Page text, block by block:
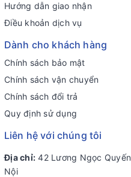
Hướng dẫn giao nhận
Điều khoản dịch vụ
Dành cho khách hàng
Chính sách bảo mật
Chính sách vận chuyển
Chính sách đổi trả
Quy định sử dụng
Liên hệ với chúng tôi
Địa chỉ: 42 Lương Ngọc
Nội